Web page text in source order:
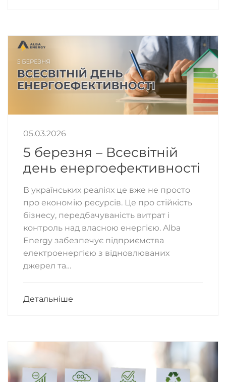
05.03.2026
5 березня – Всесвітній
день енергоефективності
В українських реаліях це вже не просто
про економію ресурсів. Це про стійкість
бізнесу, передбачуваність витрат і
контроль над власною енергією. Alba
Energy забезпечує підприємства
електроенергією з відновлюваних
джерел та…
Детальніше